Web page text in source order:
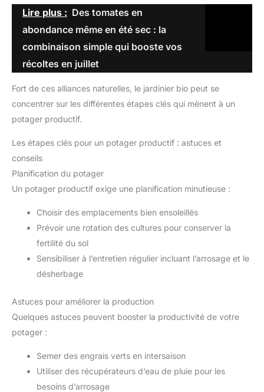
Lire plus : Des tomates en
abondance même en été sec : la
combinaison simple qui booste vos
récoltes en juillet
Fort de ces alliances naturelles, le jardinier bio peut se
concentrer sur les différentes étapes clés qui mènent à un
potager productif.
Les étapes clés pour un potager productif : astuces et
conseils
Planification du potager
Un potager productif exige une planification minutieuse :
Choisir des emplacements bien ensoleillés
Prévoir une rotation des cultures pour conserver la
fertilité du sol
Sensibiliser à l’entretien régulier incluant l’arrosage et le
désherbage
Astuces pour améliorer la production
Quelques astuces peuvent booster la productivité de votre
potager :
Semer des engrais verts en intersaison
Utiliser des récupérateurs d’eau de pluie pour les
besoins d’arrosage